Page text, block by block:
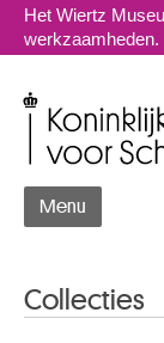
Het Wiertz
werkzaamheden.
Menu
Collecties